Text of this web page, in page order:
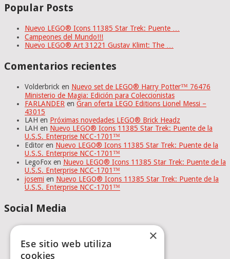
Popular Posts
Nuevo LEGO® Icons 11385 Star Trek: Puente …
Campeones del Mundo!!!
Nuevo LEGO® Art 31221 Gustav Klimt: The …
Comentarios recientes
Volderbrick en Nuevo set de LEGO® Harry Potter™ 76476
Ministerio de Magia: Edición para Coleccionistas
FARLANDER en Gran oferta LEGO Editions Lionel Messi –
43015
LAH en Próximas novedades LEGO® Brick Headz
LAH en Nuevo LEGO® Icons 11385 Star Trek: Puente de la
U.S.S. Enterprise NCC-1701™
Editor en Nuevo LEGO® Icons 11385 Star Trek: Puente de la
U.S.S. Enterprise NCC-1701™
LegoFox en Nuevo LEGO® Icons 11385 Star Trek: Puente de la
U.S.S. Enterprise NCC-1701™
josemi en Nuevo LEGO® Icons 11385 Star Trek: Puente de la
U.S.S. Enterprise NCC-1701™
Social Media
×
Ese sitio web utiliza
cookies